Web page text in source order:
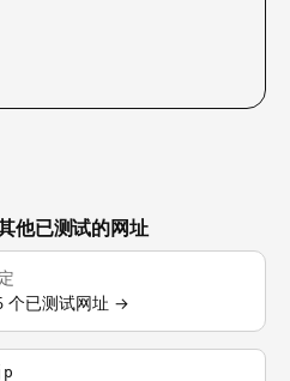
已测试的网址
个已测试网址 →